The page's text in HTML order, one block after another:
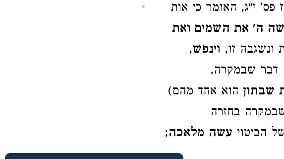
פס' י"ג, האומר כי אות
ה' את השמים ואת
ונשגבה זו, וינפש,
דבר שבמקרה,
שבתון הוא אחד מהם)
בחזרה
הביטוי עשה מלאכה;